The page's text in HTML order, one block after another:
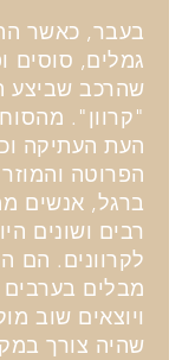
בעבר, כאשר
גמלים, סוסים
שהרכב שביצע
"קרוון".
העת העתיקה
הפרוטה
ברגל, אנשים
רבים ושונים
לקרוונים. הם
מבלים בערבים
ויוצאים שוב
שהיה צורך